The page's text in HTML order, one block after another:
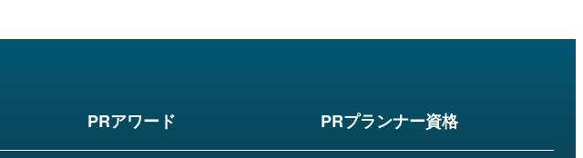
PRアワード PRプランナー資格